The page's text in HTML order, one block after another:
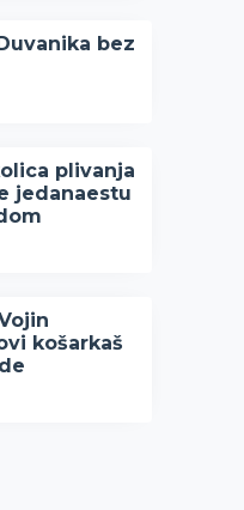
bez
plivanja
jedanaestu
košarkaš